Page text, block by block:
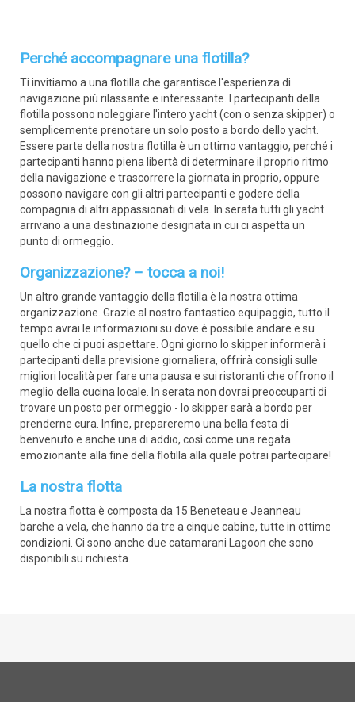
Perché accompagnare una flotilla?
Ti invitiamo a una flotilla che garantisce l'esperienza di
navigazione più rilassante e interessante. I partecipanti della
flotilla possono noleggiare l'intero yacht (con o senza skipper) o
semplicemente prenotare un solo posto a bordo dello yacht.
Essere parte della nostra flotilla è un ottimo vantaggio, perché i
partecipanti hanno piena libertà di determinare il proprio ritmo
della navigazione e trascorrere la giornata in proprio, oppure
possono navigare con gli altri partecipanti e godere della
compagnia di altri appassionati di vela. In serata tutti gli yacht
arrivano a una destinazione designata in cui ci aspetta un
punto di ormeggio.
Organizzazione? – tocca a noi!
Un altro grande vantaggio della flotilla è la nostra ottima
organizzazione. Grazie al nostro fantastico equipaggio, tutto il
tempo avrai le informazioni su dove è possibile andare e su
quello che ci puoi aspettare. Ogni giorno lo skipper informerà i
partecipanti della previsione giornaliera, offrirà consigli sulle
migliori località per fare una pausa e sui ristoranti che offrono il
meglio della cucina locale. In serata non dovrai preoccuparti di
trovare un posto per ormeggio - lo skipper sarà a bordo per
prenderne cura. Infine, prepareremo una bella festa di
benvenuto e anche una di addio, così come una regata
emozionante alla fine della flotilla alla quale potrai partecipare!
La nostra flotta
La nostra flotta è composta da 15 Beneteau e Jeanneau
barche a vela, che hanno da tre a cinque cabine, tutte in ottime
condizioni. Ci sono anche due catamarani Lagoon che sono
disponibili su richiesta.